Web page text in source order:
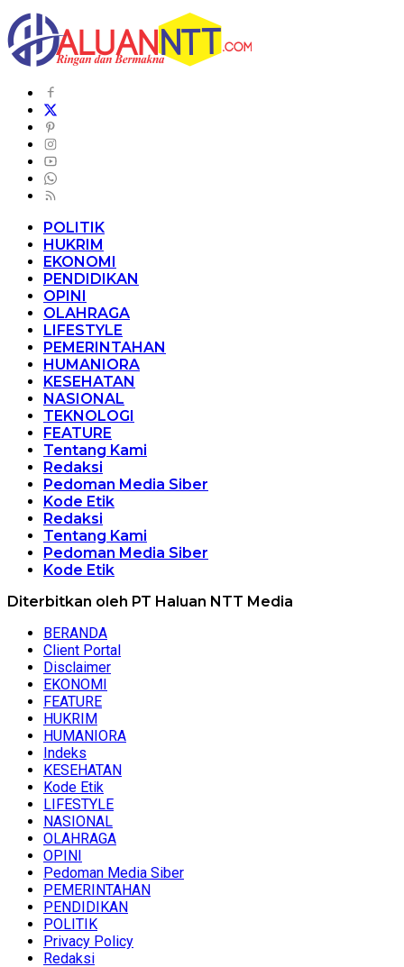
POLITIK
HUKRIM
EKONOMI
PENDIDIKAN
OPINI
OLAHRAGA
LIFESTYLE
PEMERINTAHAN
HUMANIORA
KESEHATAN
NASIONAL
TEKNOLOGI
FEATURE
Tentang Kami
Redaksi
Pedoman Media Siber
Kode Etik
Redaksi
Tentang Kami
Pedoman Media Siber
Kode Etik
Diterbitkan oleh PT Haluan NTT Media
BERANDA
Client Portal
Disclaimer
EKONOMI
FEATURE
HUKRIM
HUMANIORA
Indeks
KESEHATAN
Kode Etik
LIFESTYLE
NASIONAL
OLAHRAGA
OPINI
Pedoman Media Siber
PEMERINTAHAN
PENDIDIKAN
POLITIK
Privacy Policy
Redaksi